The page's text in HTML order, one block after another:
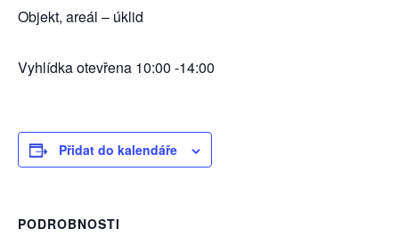
Objekt, areál – úklid
Vyhlídka otevřena 10:00 -14:00
Přidat do kalendáře
PODROBNOSTI